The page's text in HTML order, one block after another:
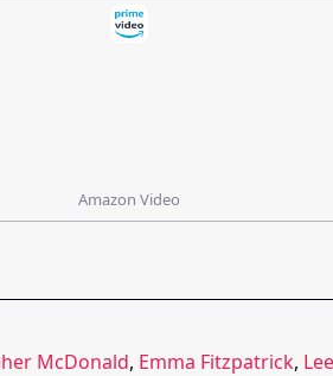
Amazon Video
McDonald, Emma Fitzpatrick,